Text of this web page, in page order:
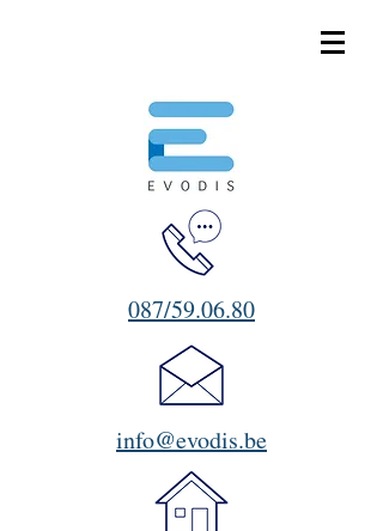
087/59.06.80
info@evodis.be